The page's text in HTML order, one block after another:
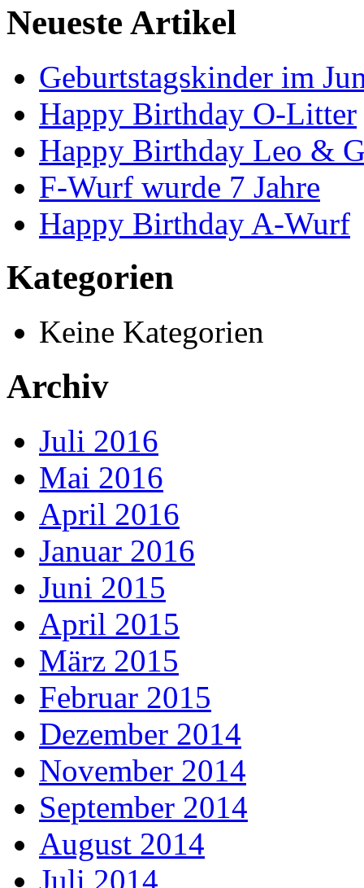
Neueste Artikel
Geburtstagskinder im
Happy Birthday O-Litter
Happy Birthday Leo &
F-Wurf wurde 7 Jahre
Happy Birthday A-Wurf
Kategorien
Keine Kategorien
Archiv
Juli 2016
Mai 2016
April 2016
Januar 2016
Juni 2015
April 2015
März 2015
Februar 2015
Dezember 2014
November 2014
September 2014
August 2014
Juli 2014